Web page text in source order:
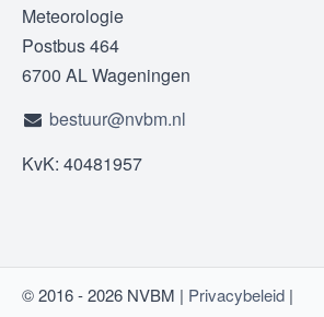
Meteorologie
Postbus 464
6700 AL Wageningen
bestuur@nvbm.nl
KvK: 40481957
© 2016 - 2026 NVBM | Privacybeleid |